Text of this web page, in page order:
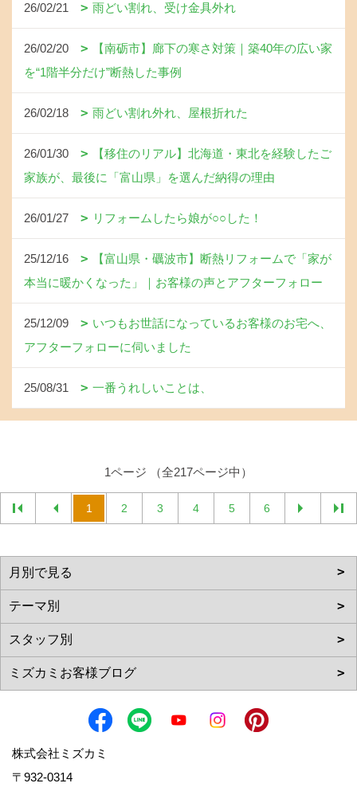
26/02/21 雨どい割れ、受け金具外れ
26/02/20
【南砺市】廊下の寒さ対策｜築40年の広い家
を“1階半分だけ”断熱した事例
26/02/18 雨どい割れ外れ、屋根折れた
26/01/30
【移住のリアル】北海道・東北を経験したご
家族が、最後に「富山県」を選んだ納得の理由
26/01/27 リフォームしたら娘が○○した！
25/12/16
【富山県・礪波市】断熱リフォームで「家が
本当に暖かくなった」｜お客様の声とアフターフォロー
25/12/09
いつもお世話になっているお客様のお宅へ、
アフターフォローに伺いました
25/08/31 一番うれしいことは、
1ページ （全217ページ中）
1 2 3 4 5 6
株式会社ミズカミ
〒932-0314